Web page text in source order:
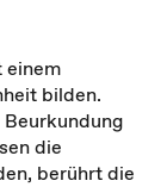
einem
bilden.
die
berührt die